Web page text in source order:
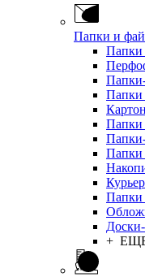
Папки и
Папки
Папки
Папки
Папки
Папки
+